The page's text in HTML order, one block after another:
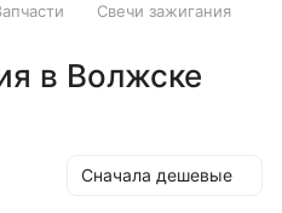
Свечи зажигания
в Волжске
Сначала дешевые